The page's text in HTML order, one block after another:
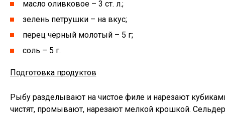
масло оливковое – 3 ст. л.;
зелень петрушки – на вкус;
перец чёрный молотый – 5 г;
соль – 5 г.
Подготовка продуктов
Рыбу разделывают на чистое филе и нарезают
чистят, промывают, нарезают мелкой крошкой.